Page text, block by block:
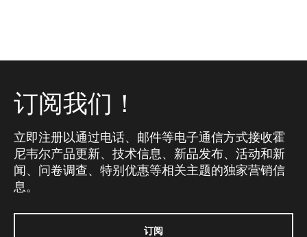
订阅我们！
立即注册以通过电话、邮件等电子通信方式接收霍
尼韦尔产品更新、技术信息、新品发布、活动和新
闻、问卷调查、特别优惠等相关主题的独家营销信
息。
订阅